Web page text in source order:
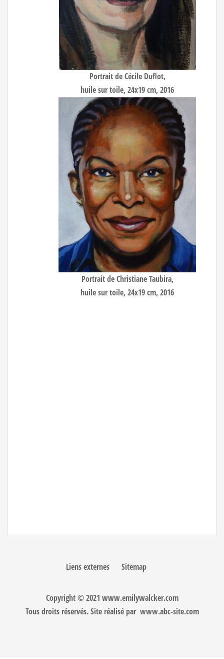
Portrait de Cécile Duflot,
huile sur toile, 24x19 cm, 2016
Portrait de Christiane Taubira,
huile sur toile, 24x19 cm, 2016
Liens externes Sitemap
Copyright © 2021 www.emilywalcker.com
Tous droits réservés. Site réalisé par www.abc-site.com